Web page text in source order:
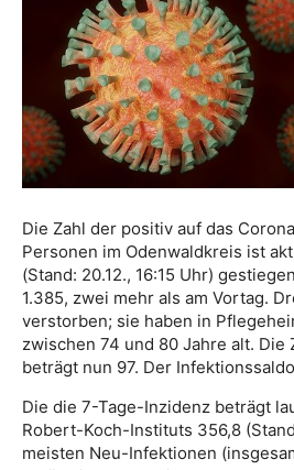
Die Zahl der positiv auf das
Personen im Odenwaldkreis ist
(Stand: 20.12., 16:15 Uhr)
1.385, zwei mehr als am Vortag.
verstorben; sie haben in
zwischen 74 und 80 Jahre alt. Die
beträgt nun 97. Der
Die die 7-Tage-Inzidenz beträgt
Robert-Koch-Instituts 356,8
meisten Neu-Infektionen